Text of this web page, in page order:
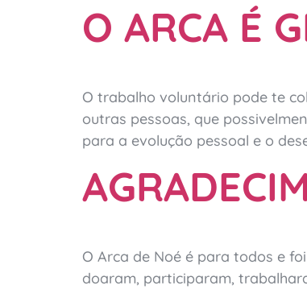
O ARCA É
O trabalho voluntário pode te
outras pessoas, que
para a evolução pessoal e o
O Arca de Noé é para todos e
doaram, participaram,